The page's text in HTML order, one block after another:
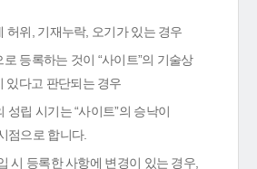
허위, 기재누락, 오기가 있는 경우
등록하는 것이 “사이트”의 기술상
있다고 판단되는 경우
립 시기는 “사이트”의 승낙이
점으로 합니다.
시 등록한 사항에 변경이 있는 경우,